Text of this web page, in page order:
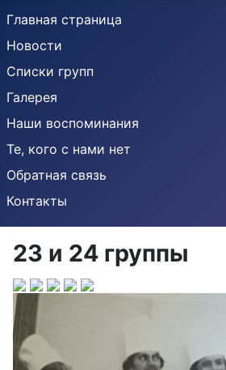
Главная страница
Новости
Списки групп
Галерея
Наши воспоминания
Те, кого с нами нет
Обратная связь
Контакты
23 и 24 группы